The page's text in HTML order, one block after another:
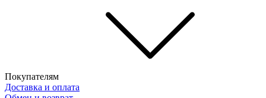
Покупателям
Доставка и оплата